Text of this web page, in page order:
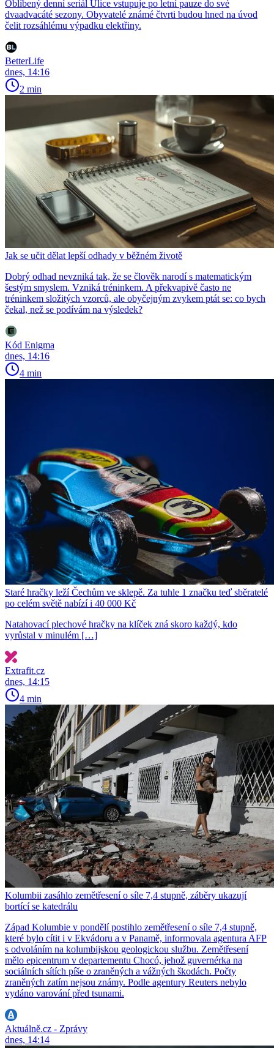
Oblíbený denní seriál Ulice vstupuje po letní pauze do své
dvaadvacáté sezony. Obyvatelé známé čtvrti budou hned na úvod
čelit rozsáhlému výpadku elektřiny.
BetterLife
dnes, 14:16
2 min
Jak se učit dělat lepší odhady v běžném životě
Dobrý odhad nevzniká tak, že se člověk narodí s matematickým
šestým smyslem. Vzniká tréninkem. A překvapivě často ne
tréninkem složitých vzorců, ale obyčejným zvykem ptát se: co bych
čekal, než se podívám na výsledek?
Kód Enigma
dnes, 14:16
4 min
Staré hračky leží Čechům ve sklepě. Za tuhle 1 značku teď sběratelé
po celém světě nabízí i 40 000 Kč
Natahovací plechové hračky na klíček zná skoro každý, kdo
vyrůstal v minulém […]
Extrafit.cz
dnes, 14:15
4 min
Kolumbii zasáhlo zemětřesení o síle 7,4 stupně, záběry ukazují
bortící se katedrálu
Západ Kolumbie v pondělí postihlo zemětřesení o síle 7,4 stupně,
které bylo cítit i v Ekvádoru a v Panamě, informovala agentura AFP
s odvoláním na kolumbijskou geologickou službu. Zemětřesení
mělo epicentrum v departementu Chocó, jehož guvernérka na
sociálních sítích píše o zraněných a vážných škodách. Počty
zraněných zatím nejsou známy. Podle agentury Reuters nebylo
vydáno varování před tsunami.
Aktuálně.cz - Zprávy
dnes, 14:14